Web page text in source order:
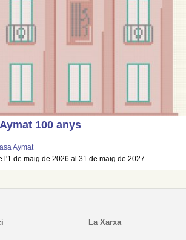
100 anys
Aymat
l'1 de maig de 2026 al 31 de maig de 2027
La Xarxa